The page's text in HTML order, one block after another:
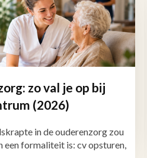
zo val je op bij
(2026)
in de ouderenzorg zou
een formaliteit is: cv opsturen,